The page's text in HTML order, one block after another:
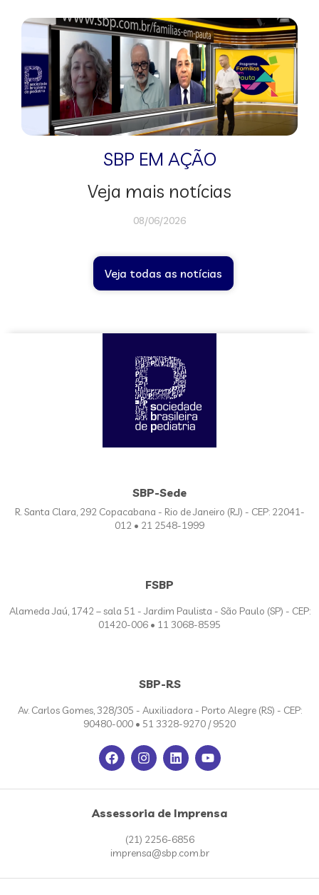
SBP EM AÇÃO
Veja mais notícias
08/06/2026
Veja todas as notícias
SBP-Sede
R. Santa Clara, 292 Copacabana - Rio de Janeiro (RJ) - CEP: 22041-
012 • 21 2548-1999
FSBP
Alameda Jaú, 1742 – sala 51 - Jardim Paulista - São Paulo (SP) - CEP:
01420-006 • 11 3068-8595
SBP-RS
Av. Carlos Gomes, 328/305 - Auxiliadora - Porto Alegre (RS) - CEP:
90480-000 • 51 3328-9270 / 9520
Assessoria de Imprensa
(21) 2256-6856
imprensa@sbp.com.br